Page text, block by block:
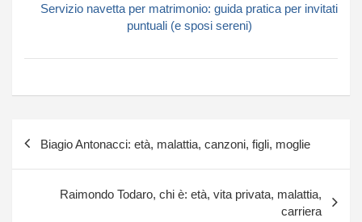
Servizio navetta per matrimonio: guida pratica per invitati
puntuali (e sposi sereni)
articoli
Biagio Antonacci: età, malattia, canzoni, figli, moglie
Raimondo Todaro, chi è: età, vita privata, malattia,
carriera